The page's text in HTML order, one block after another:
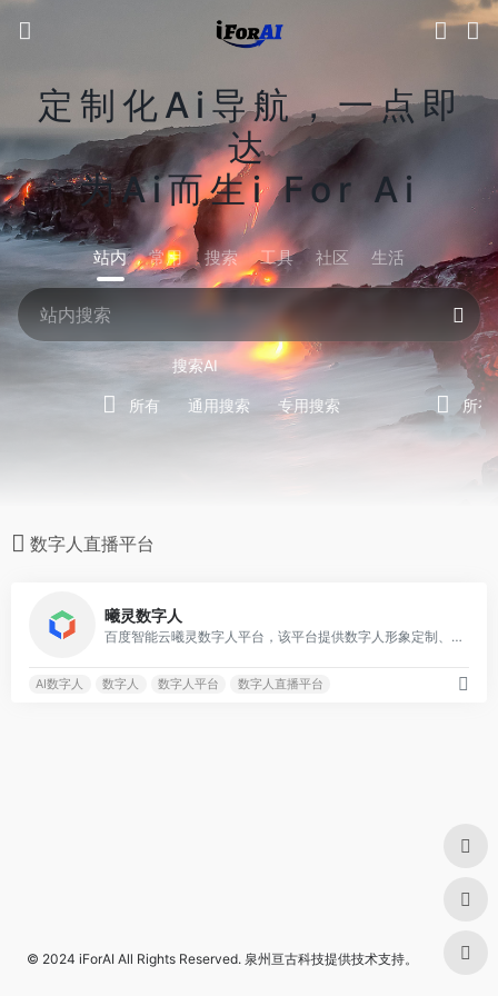
定制化Ai导航，一点即
达
为Ai而生i For Ai
站内 常用 搜索 工具 社区 生活
搜索AI
所有 通用搜索 专用搜索 所有
数字人直播平台
曦灵数字人
百度智能云曦灵数字人平台，该平台提供数字人形象定制、数字人直播、视频、对话等多场景应用服务
AI数字人 数字人 数字人平台 数字人直播平台
© 2024 iForAI All Rights Reserved. 泉州亘古科技提供技术支持。